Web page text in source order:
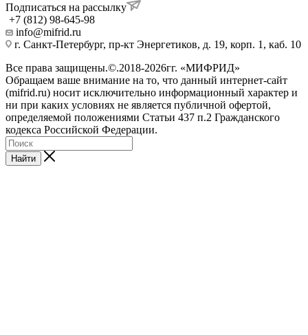
Подписаться на рассылку
+7 (812) 98-645-98
info@mifrid.ru
г. Санкт-Петербург, пр-кт Энергетиков, д. 19, корп. 1, каб. 10
Все права защищены.©.2018-2026гг. «МИФРИД»
Обращаем ваше внимание на то, что данный интернет-сайт
(mifrid.ru) носит исключительно информационный характер и
ни при каких условиях не является публичной офертой,
определяемой положениями Статьи 437 п.2 Гражданского
кодекса Российской Федерации.
Найти